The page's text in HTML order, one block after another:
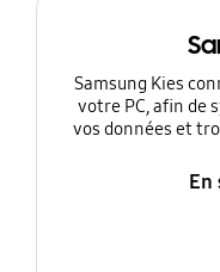
Samsung Kies
votre PC, afin de
vos données et
En